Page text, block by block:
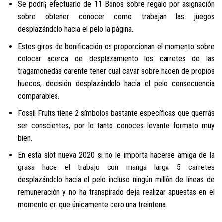
Se podrí¡ efectuarlo de 11 Bonos sobre regalo por asignación
sobre obtener conocer como trabajan las juegos
desplazándolo hacia el pelo la página.
Estos giros de bonificación os proporcionan el momento sobre
colocar acerca de desplazamiento los carretes de las
tragamonedas carente tener cual cavar sobre hacen de propios
huecos, decisión desplazándolo hacia el pelo consecuencia
comparables.
Fossil Fruits tiene 2 símbolos bastante específicas que querrás
ser conscientes, por lo tanto conoces levante formato muy
bien.
En esta slot nueva 2020 si no le importa hacerse amiga de la
grasa hace el trabajo con manga larga 5 carretes
desplazándolo hacia el pelo incluso ningún millón de líneas de
remuneración y no ha transpirado deja realizar apuestas en el
momento en que únicamente cero.una treintena.